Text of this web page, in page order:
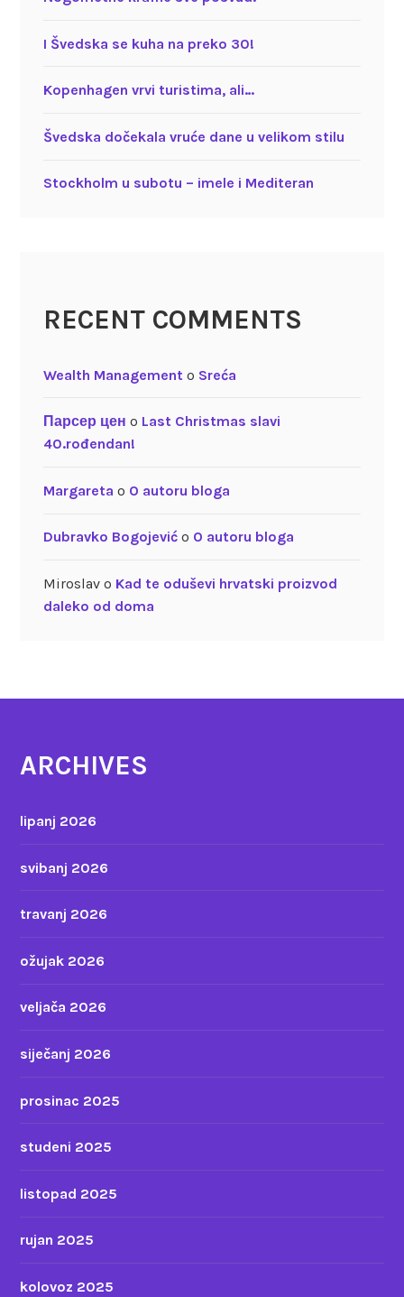
I Švedska se kuha na preko 30!
Kopenhagen vrvi turistima, ali…
Švedska dočekala vruće dane u velikom stilu
Stockholm u subotu – imele i Mediteran
RECENT COMMENTS
Wealth Management o Sreća
Парсер цен o Last Christmas slavi
40.rođendan!
Margareta o O autoru bloga
Dubravko Bogojevićo O autoru bloga
Miroslavo Kad te oduševi hrvatski proizvod
daleko od doma
ARCHIVES
lipanj 2026
svibanj 2026
travanj 2026
ožujak 2026
veljača 2026
siječanj 2026
prosinac 2025
studeni 2025
listopad 2025
rujan 2025
kolovoz 2025